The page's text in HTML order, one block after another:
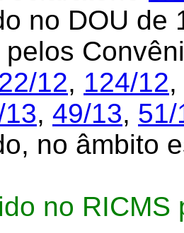
no DOU de
pelos
12, 124/12,
, 49/13, 51/
no âmbito
no RICMS